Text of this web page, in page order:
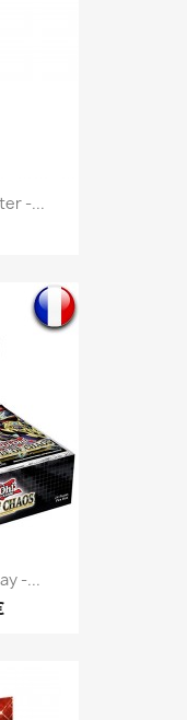
-...
-...